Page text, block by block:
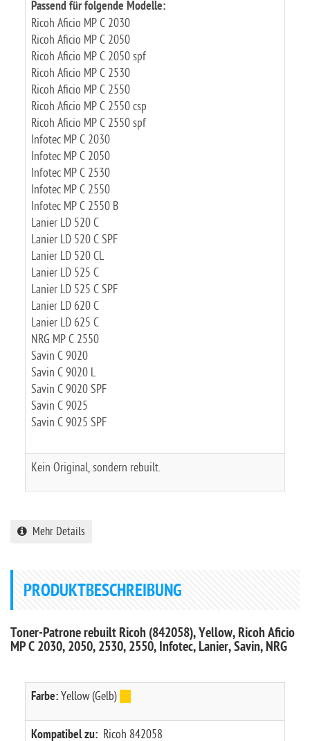
Passend für folgende Modelle:
Ricoh Aficio MP C 2030
Ricoh Aficio MP C 2050
Ricoh Aficio MP C 2050 spf
Ricoh Aficio MP C 2530
Ricoh Aficio MP C 2550
Ricoh Aficio MP C 2550 csp
Ricoh Aficio MP C 2550 spf
Infotec MP C 2030
Infotec MP C 2050
Infotec MP C 2530
Infotec MP C 2550
Infotec MP C 2550 B
Lanier LD 520 C
Lanier LD 520 C SPF
Lanier LD 520 CL
Lanier LD 525 C
Lanier LD 525 C SPF
Lanier LD 620 C
Lanier LD 625 C
NRG MP C 2550
Savin C 9020
Savin C 9020 L
Savin C 9020 SPF
Savin C 9025
Savin C 9025 SPF
Kein Original, sondern rebuilt.
Mehr Details
PRODUKTBESCHREIBUNG
Toner-Patrone rebuilt Ricoh (842058), Yellow, Ricoh Aficio
MP C 2030, 2050, 2530, 2550, Infotec, Lanier, Savin, NRG
Farbe: Yellow (Gelb)
Kompatibel zu: Ricoh 842058